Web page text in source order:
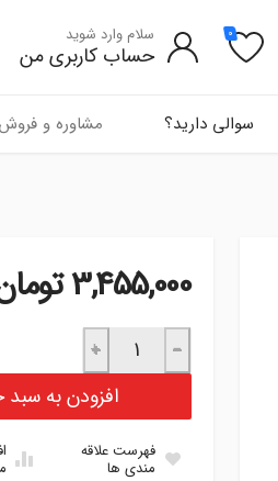
سوالی دارید؟ مشاوره و فروش
0 سلام وارد شوید
حساب کاربری من
3,455,000
میل سوپاپ نیسان-آران
−
+
افزودن به سبد
فهرست علاقه
مندی ها